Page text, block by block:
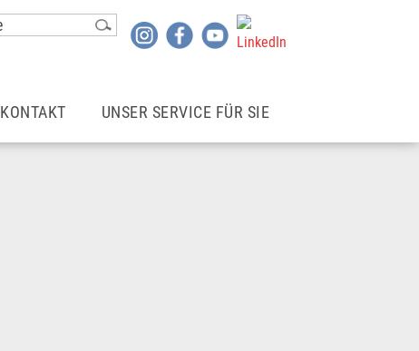
KONTAKT UNSER SERVICE FÜR SIE